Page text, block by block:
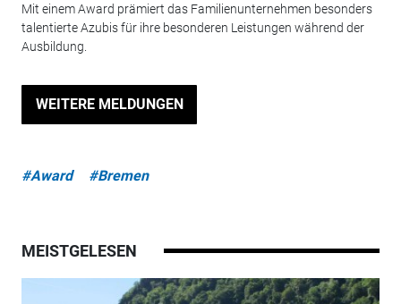
Mit einem Award prämiert das Familienunternehmen besonders
talentierte Azubis für ihre besonderen Leistungen während der
Ausbildung.
WEITERE MELDUNGEN
#Award #Bremen
MEISTGELESEN